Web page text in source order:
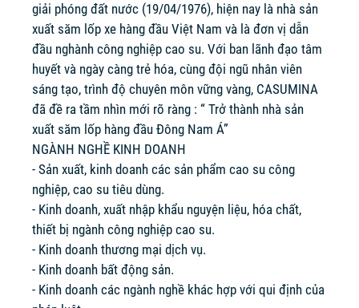
giải phóng đất nước (19/04/1976), hiện nay là nhà sản
xuất săm lốp xe hàng đầu Việt Nam và là đơn vị dẫn
đầu nghành công nghiệp cao su. Với ban lãnh đạo tâm
huyết và ngày càng trẻ hóa, cùng đội ngũ nhân viên
sáng tạo, trình độ chuyên môn vững vàng, CASUMINA
đã đề ra tầm nhìn mới rõ ràng : “ Trở thành nhà sản
xuất săm lốp hàng đầu Đông Nam Á”
NGÀNH NGHỀ KINH DOANH
- Sản xuất, kinh doanh các sản phẩm cao su công
nghiệp, cao su tiêu dùng.
- Kinh doanh, xuất nhập khẩu nguyện liệu, hóa chất,
thiết bị ngành công nghiệp cao su.
- Kinh doanh thương mại dịch vụ.
- Kinh doanh bất động sản.
- Kinh doanh các ngành nghề khác hợp với qui định của